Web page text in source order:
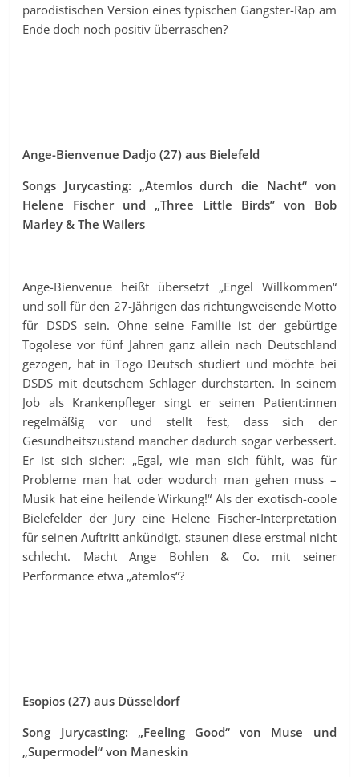
parodistischen Version eines typischen Gangster-Rap am
Ende doch noch positiv überraschen?
Ange-Bienvenue Dadjo (27) aus Bielefeld
Songs Jurycasting: „Atemlos durch die Nacht“ von
Helene Fischer und „Three Little Birds” von Bob
Marley & The Wailers
Ange-Bienvenue heißt übersetzt „Engel Willkommen“
und soll für den 27-Jährigen das richtungweisende Motto
für DSDS sein. Ohne seine Familie ist der gebürtige
Togolese vor fünf Jahren ganz allein nach Deutschland
gezogen, hat in Togo Deutsch studiert und möchte bei
DSDS mit deutschem Schlager durchstarten. In seinem
Job als Krankenpfleger singt er seinen Patient:innen
regelmäßig vor und stellt fest, dass sich der
Gesundheitszustand mancher dadurch sogar verbessert.
Er ist sich sicher: „Egal, wie man sich fühlt, was für
Probleme man hat oder wodurch man gehen muss –
Musik hat eine heilende Wirkung!“ Als der exotisch-coole
Bielefelder der Jury eine Helene Fischer-Interpretation
für seinen Auftritt ankündigt, staunen diese erstmal nicht
schlecht. Macht Ange Bohlen & Co. mit seiner
Performance etwa „atemlos“?
Esopios (27) aus Düsseldorf
Song Jurycasting: „Feeling Good“ von Muse und
„Supermodel“ von Maneskin